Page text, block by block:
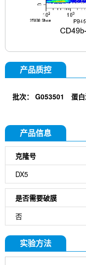
产品质控
批次： G053501 蛋白
产品信息
克隆号
DX5
是否需要破膜
否
实验方法